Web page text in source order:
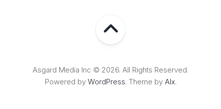
Asgard Media Inc © 2026. All Rights Reserved.
Powered by WordPress. Theme by Alx.